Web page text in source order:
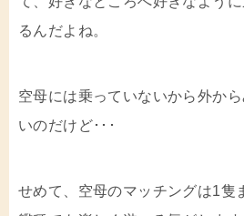
るんだよね。
空母には乗っていないから外か
いのだけど･･･
せめて、空母のマッチングは1隻